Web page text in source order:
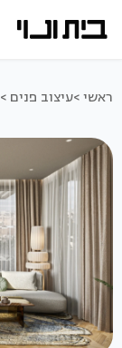
ראשי >עיצוב פנים >